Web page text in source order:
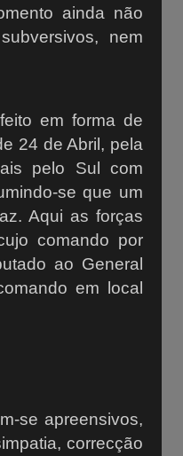
ainda não
nem
em forma de
24 de Abril, pela
pelo Sul com
se que um
Aqui as forças
comando por
ao General
em local
se apreensivos,
correcção